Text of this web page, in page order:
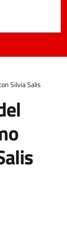
Silvia Salis